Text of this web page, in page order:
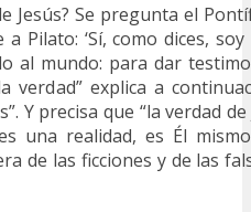
Jesús? Se pregunta el
Pilato: ‘Sí, como dices,
al mundo: para dar
verdad” explica a
Y precisa que “la verdad
una realidad, es Él
de las ficciones y de las